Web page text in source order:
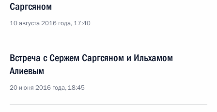
Саргсяном
10 августа 2016 года, 17:40
Встреча с Сержем Саргсяном и Ильхамом
Алиевым
20 июня 2016 года, 18:45